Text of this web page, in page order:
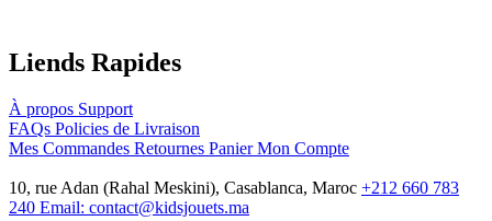
Liends Rapides
À propos Support
FAQs Policies de Livraison
Mes Commandes Retournes Panier Mon Compte
10, rue Adan (Rahal Meskini), Casablanca, Maroc +212 660 783
240 Email: contact@kidsjouets.ma